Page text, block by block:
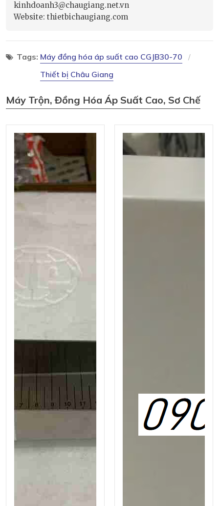
kinhdoanh3@chaugiang.net.vn
Website: thietbichaugiang.com
Tags: Máy đồng hóa áp suất cao CGJB30-70
Thiết bị Châu Giang
Máy Trộn, Đồng Hóa Áp Suất Cao, Sơ Chế